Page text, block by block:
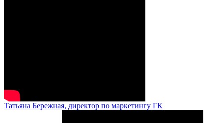
Татьяна Бережная, директор по маркетингу ГК